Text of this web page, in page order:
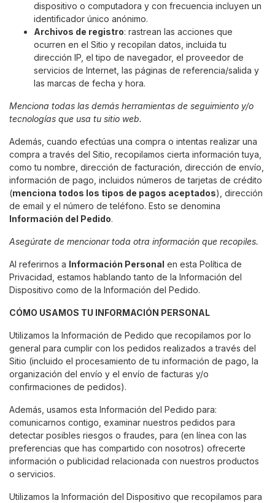
dispositivo o computadora y con frecuencia incluyen un
identificador único anónimo.
Archivos de registro: rastrean las acciones que
ocurren en el Sitio y recopilan datos, incluida tu
dirección IP, el tipo de navegador, el proveedor de
servicios de Internet, las páginas de referencia/salida y
las marcas de fecha y hora.
Menciona todas las demás herramientas de seguimiento y/o
tecnologías que usa tu sitio web.
Además, cuando efectúas una compra o intentas realizar una
compra a través del Sitio, recopilamos cierta información tuya,
como tu nombre, dirección de facturación, dirección de envío,
información de pago, incluidos números de tarjetas de crédito
(menciona todos los tipos de pagos aceptados), dirección
de email y el número de teléfono. Esto se denomina
Información del Pedido.
Asegúrate de mencionar toda otra información que recopiles.
Al referirnos a Información Personal en esta Política de
Privacidad, estamos hablando tanto de la Información del
Dispositivo como de la Información del Pedido.
CÓMO USAMOS TU INFORMACIÓN PERSONAL
Utilizamos la Información de Pedido que recopilamos por lo
general para cumplir con los pedidos realizados a través del
Sitio (incluido el procesamiento de tu información de pago, la
organización del envío y el envío de facturas y/o
confirmaciones de pedidos).
Además, usamos esta Información del Pedido para:
comunicarnos contigo, examinar nuestros pedidos para
detectar posibles riesgos o fraudes, para (en línea con las
preferencias que has compartido con nosotros) ofrecerte
información o publicidad relacionada con nuestros productos
o servicios.
Utilizamos la Información del Dispositivo que recopilamos para